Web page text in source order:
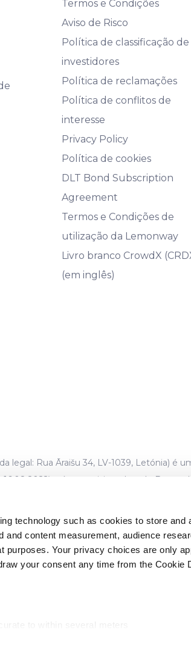
technology such as cookies to store and
content measurement, audience
Your privacy choices are only
your consent any time from the Cookie
in the
Termos e Condições
Aviso de Risco
Política de classificação de
investidores
Política de reclamações
Política de conflitos de
interesse
Privacy Policy
Política de cookies
DLT Bond Subscription
Agreement
Termos e Condições de
utilização da Lemonway
Livro branco CrowdX
(em inglês)
legal: Rua Āraišu 34, LV-1039, Letónia) é
16.08.2022) e é supervisionado pelo Banco
esquemas de garantia de depósito
também não está coberto pelos
Europeu e do Conselho**.
abril de 2014, relativa aos sistemas de